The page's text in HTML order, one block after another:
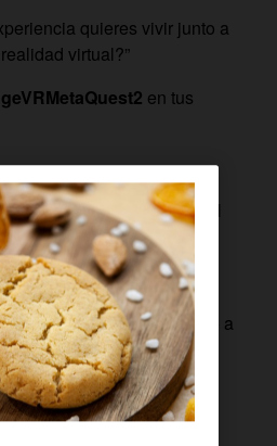
quieres vivir junto a
virtual?”
en tus
siguiendo el perfil oficial
y síguenos
quieres vivir junto a
virtual?”
y original será la